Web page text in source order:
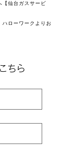
【仙台ガスサービ
ローワークよりお
ちら